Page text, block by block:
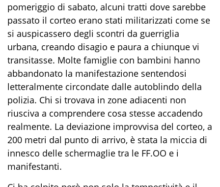
pomeriggio di sabato, alcuni tratti dove sarebbe
passato il corteo erano stati militarizzati come se
si auspicassero degli scontri da guerriglia
urbana, creando disagio e paura a chiunque vi
transitasse. Molte famiglie con bambini hanno
abbandonato la manifestazione sentendosi
letteralmente circondate dalle autoblindo della
polizia. Chi si trovava in zone adiacenti non
riusciva a comprendere cosa stesse accadendo
realmente. La deviazione improvvisa del corteo, a
200 metri dal punto di arrivo, è stata la miccia di
innesco delle schermaglie tra le FF.OO e i
manifestanti.